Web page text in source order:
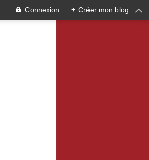
Connexion + Créer mon blog